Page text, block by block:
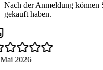
Nach der Anmeldung können
gekauft haben.
2026